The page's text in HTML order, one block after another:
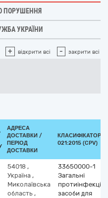
ПОРУШЕННЯ
УКРАЇНИ
+ відкрити всі - закрити всі
АДРЕСА
ДОСТАВКИ /
ПЕРІОД
ДОСТАВКИ
КЛАСИФІКАТОР
021:2015 (CPV)
54018 ,
Україна ,
Миколаївська
область ,
33650000-1
Загальні
засоби для